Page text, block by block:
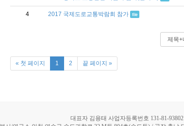
4 2017 국제도로교통박람회 참가 file
« 첫 페이지 1 2 끝 페이지 »
대표자 김용태 사업자등록번호 131-81-93802